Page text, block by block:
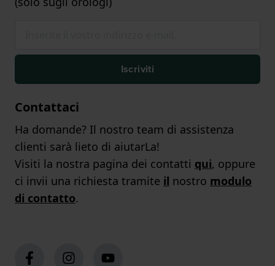
Iscriviti
Contattaci
Ha domande? Il nostro team di assistenza
clienti sarà lieto di aiutarLa!
Visiti la nostra pagina dei contatti qui, oppure
ci invii una richiesta tramite il nostro modulo
di contatto.